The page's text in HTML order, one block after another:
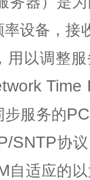
设备，接
用以调整
Time
步服务的PC
SNTP协
自适应的